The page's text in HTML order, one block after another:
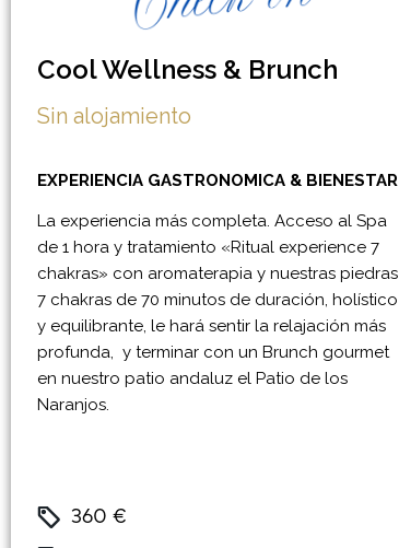
Cool Wellness & Brunch
Sin alojamiento
EXPERIENCIA GASTRONOMICA & BIENESTAR
La experiencia más completa. Acceso al Spa
de 1 hora y tratamiento «Ritual experience 7
chakras» con aromaterapia y nuestras piedras
7 chakras de 70 minutos de duración, holístico
y equilibrante, le hará sentir la relajación más
profunda, y terminar con un Brunch gourmet
en nuestro patio andaluz el Patio de los
Naranjos.
360 €